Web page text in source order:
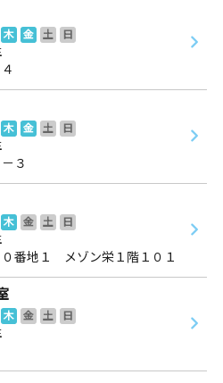
木 金 土
日
木 金 土
日
３
木 金 土
日
番地１ メゾン栄１階１０１
木 金 土
日